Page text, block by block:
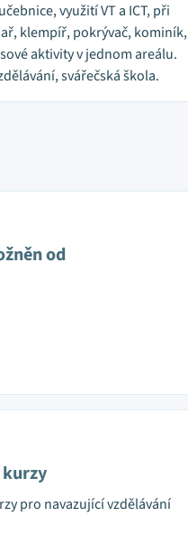
využití VT a ICT, při
klempíř, pokrývač, kominík,
aktivity v jednom areálu.
svářečská škola.
od
pro navazující vzdělávání